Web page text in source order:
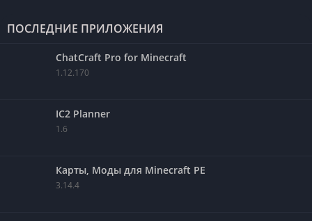
ПОСЛЕДНИЕ ПРИЛОЖЕНИЯ
ChatCraft Pro for Minecraft
1.12.170
IC2 Planner
1.6
Карты, Моды для Minecraft PE
3.14.4